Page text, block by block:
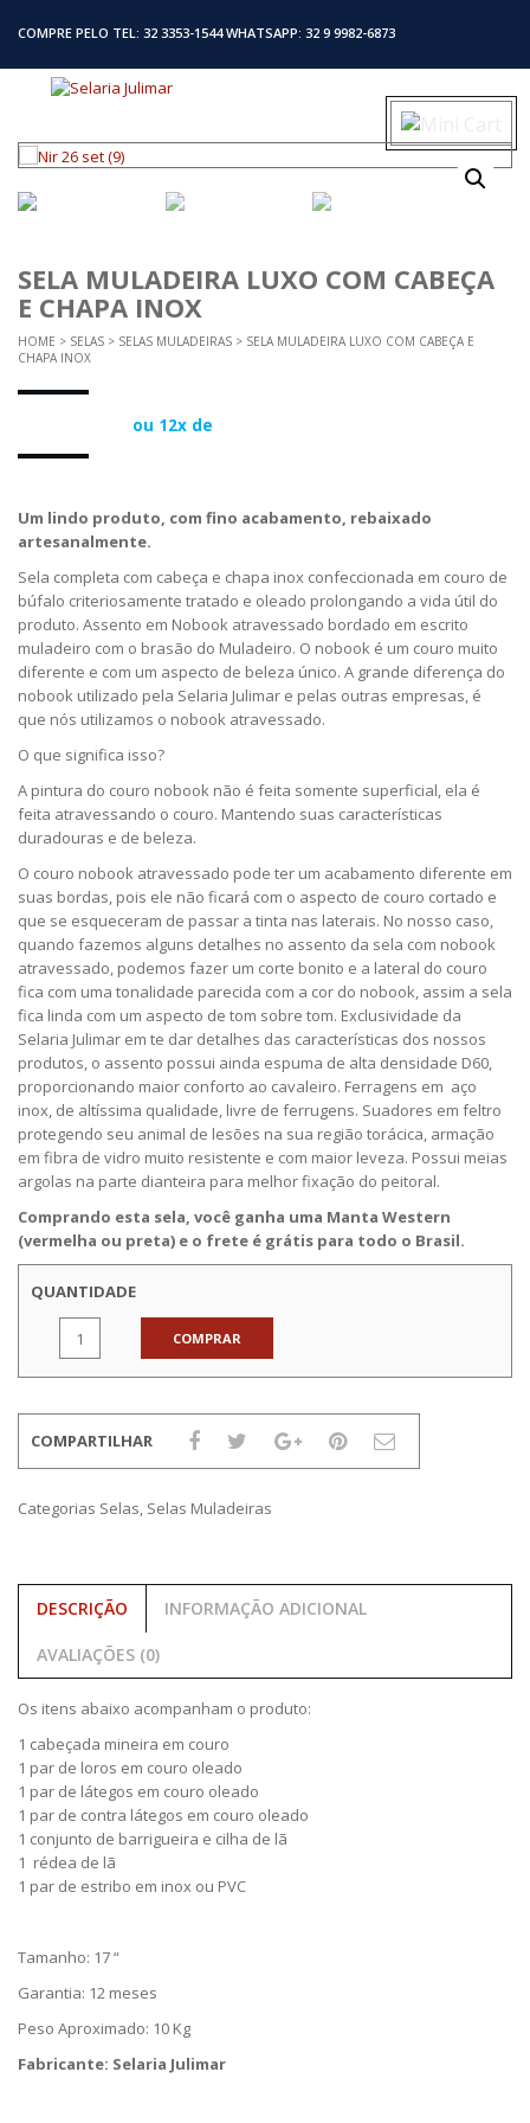
COMPRE PELO TEL: 32 3353-1544 WHATSAPP: 32 9 9982-6873
SELA MULADEIRA LUXO COM CABEÇA
E CHAPA INOX
HOME > SELAS > SELAS MULADEIRAS > SELA MULADEIRA LUXO COM CABEÇA E
CHAPA INOX
ou 12x de
Um lindo produto, com fino acabamento, rebaixado
artesanalmente.
Sela completa com cabeça e chapa inox confeccionada em couro de
búfalo criteriosamente tratado e oleado prolongando a vida útil do
produto. Assento em Nobook atravessado bordado em escrito
muladeiro com o brasão do Muladeiro. O nobook é um couro muito
diferente e com um aspecto de beleza único. A grande diferença do
nobook utilizado pela Selaria Julimar e pelas outras empresas, é
que nós utilizamos o nobook atravessado.
O que significa isso?
A pintura do couro nobook não é feita somente superficial, ela é
feita atravessando o couro. Mantendo suas características
duradouras e de beleza.
O couro nobook atravessado pode ter um acabamento diferente em
suas bordas, pois ele não ficará com o aspecto de couro cortado e
que se esqueceram de passar a tinta nas laterais. No nosso caso,
quando fazemos alguns detalhes no assento da sela com nobook
atravessado, podemos fazer um corte bonito e a lateral do couro
fica com uma tonalidade parecida com a cor do nobook, assim a sela
fica linda com um aspecto de tom sobre tom. Exclusividade da
Selaria Julimar em te dar detalhes das características dos nossos
produtos, o assento possui ainda espuma de alta densidade D60,
proporcionando maior conforto ao cavaleiro. Ferragens em aço
inox, de altíssima qualidade, livre de ferrugens. Suadores em feltro
protegendo seu animal de lesões na sua região torácica, armação
em fibra de vidro muito resistente e com maior leveza. Possui meias
argolas na parte dianteira para melhor fixação do peitoral.
Comprando esta sela, você ganha uma Manta Western
(vermelha ou preta) e o frete é grátis para todo o Brasil.
QUANTIDADE
COMPRAR
COMPARTILHAR
Categorias Selas, Selas Muladeiras
DESCRIÇÃO INFORMAÇÃO ADICIONAL
AVALIAÇÕES (0)
Os itens abaixo acompanham o produto:
1 cabeçada mineira em couro
1 par de loros em couro oleado
1 par de látegos em couro oleado
1 par de contra látegos em couro oleado
1 conjunto de barrigueira e cilha de lã
1 rédea de lã
1 par de estribo em inox ou PVC
Tamanho: 17 “
Garantia: 12 meses
Peso Aproximado: 10 Kg
Fabricante: Selaria Julimar